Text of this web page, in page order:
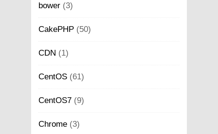
bower (3)
CakePHP (50)
CDN (1)
CentOS (61)
CentOS7 (9)
Chrome (3)